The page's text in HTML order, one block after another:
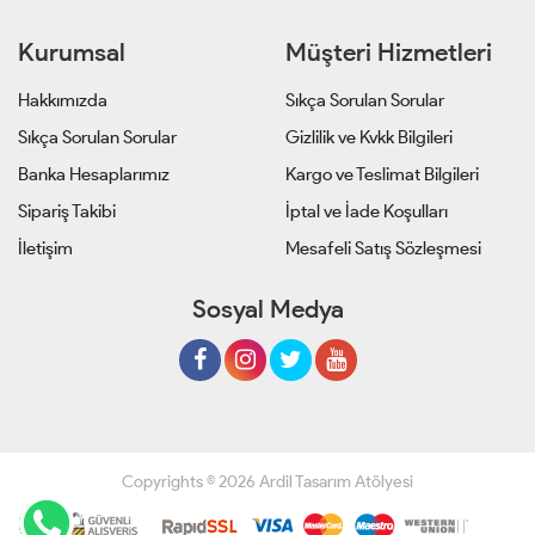
Kurumsal
Hakkımızda
Sıkça Sorulan Sorular
Banka Hesaplarımız
Sipariş Takibi
İletişim
Müşteri Hizmetleri
Sıkça Sorulan Sorular
Gizlilik ve Kvkk Bilgileri
Kargo ve Teslimat Bilgileri
İptal ve İade Koşulları
Mesafeli Satış Sözleşmesi
Sosyal Medya
Copyrights © 2026 Ardil Tasarım Atölyesi